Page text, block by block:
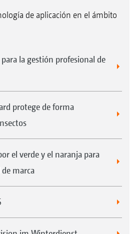
de aplicación en el ámbito
la gestión profesional de
protege de forma
el verde y el naranja para
marca